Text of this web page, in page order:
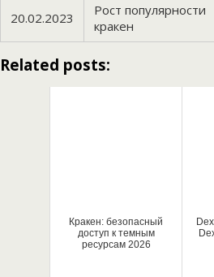
20.02.2023
Рост популярности
кракен
Related posts:
Кракен: безопасный
доступ к темным
ресурсам 2026